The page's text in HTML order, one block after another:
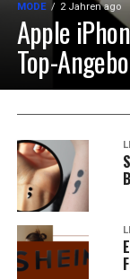
MODE 2 Jahren ago
Apple
Top-